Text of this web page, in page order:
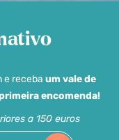
e receba um vale de
encomenda!
a 150 euros